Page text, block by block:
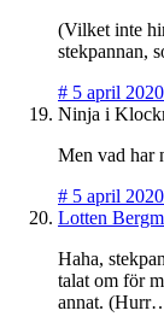
(Vilket inte
stekpannan,
# 5 april
Ninja i
Men vad har
# 5 april
Lotten
Haha,
talat om för
annat.